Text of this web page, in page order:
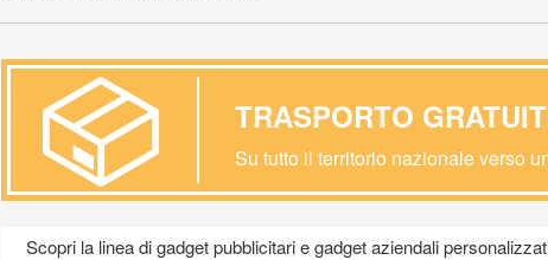
TRASPORTO
Su tutto il territorio nazionale verso
Scopri la linea di gadget pubblicitari e gadget aziendali